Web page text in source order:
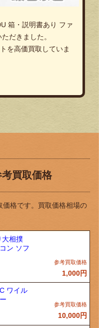
箱・説明書あり ファ
だきました。
を高価買取していま
買取価格
格です。買取価格相場の
大相撲
ン ソフ
1,000円
ワイル
10,000円